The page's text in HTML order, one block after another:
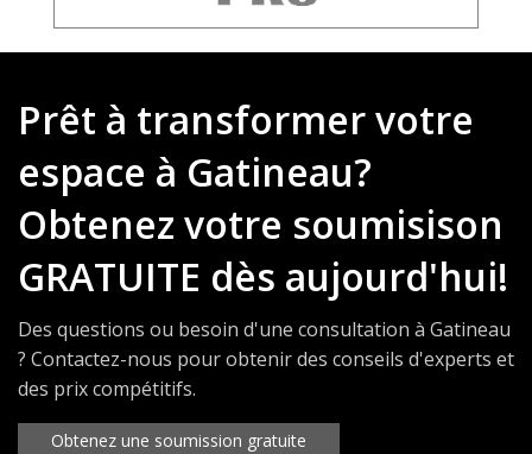
Prêt à transformer votre
espace à Gatineau?
Obtenez votre soumisison
GRATUITE dès aujourd'hui!
Des questions ou besoin d'une consultation à Gatineau
? Contactez-nous pour obtenir des conseils d'experts et
des prix compétitifs.
Obtenez une soumission gratuite